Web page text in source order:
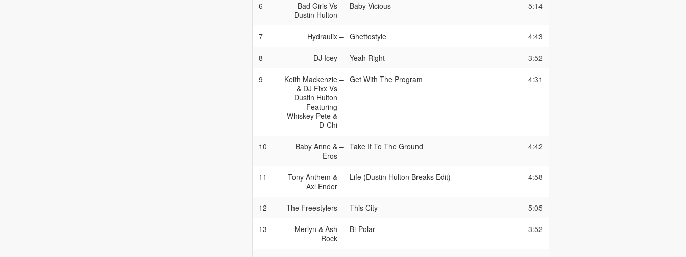
6 –
Bad Girls Vs
Dustin Hulton
Baby Vicious 5:14
7 –
Hydraulix Ghettostyle 4:43
8 –
DJ Icey Yeah Right 3:52
9 –
Keith Mackenzie
& DJ Fixx Vs
Dustin Hulton
Featuring
Whiskey Pete &
D-Chi
Get With The Program 4:31
10 –
Baby Anne &
Eros
Take It To The Ground 4:42
11 –
Tony Anthem &
Axl Ender
Life (Dustin Hulton Breaks Edit) 4:58
12 –
The Freestylers This City 5:05
13 –
Merlyn & Ash
Rock
Bi-Polar 3:52